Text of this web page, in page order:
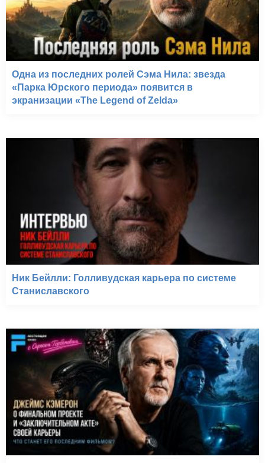
Одна из последних ролей Сэма Нила: звезда
«Парка Юрского периода» появится в
экранизации «The Legend of Zelda»
Ник Бейлли: Голливудская карьера по системе
Станиславского